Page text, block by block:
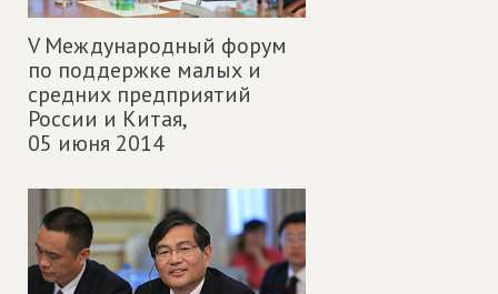
V Международный форум
по поддержке малых и
средних предприятий
России и Китая,
05 июня 2014